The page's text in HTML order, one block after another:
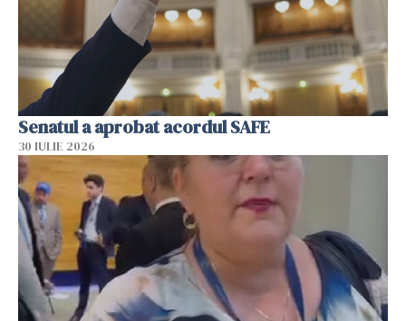
Senatul a aprobat acordul SAFE
30 IULIE 2026